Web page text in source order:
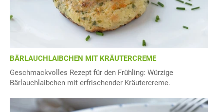
BÄRLAUCHLAIBCHEN MIT KRÄUTERCREME
Geschmackvolles Rezept für den Frühling: Würzige
Bärlauchlaibchen mit erfrischender Kräutercreme.